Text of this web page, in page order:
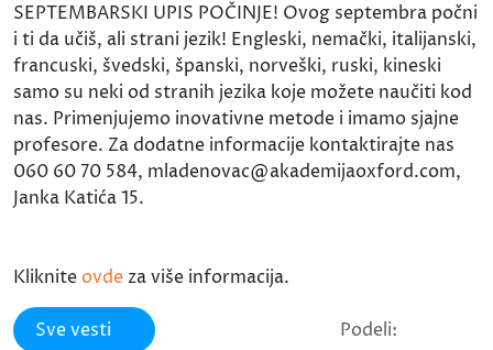
SEPTEMBARSKI UPIS POČINJE! Ovog septembra počni
i ti da učiš, ali strani jezik! Engleski, nemački, italijanski,
francuski, švedski, španski, norveški, ruski, kineski
samo su neki od stranih jezika koje možete naučiti kod
nas. Primenjujemo inovativne metode i imamo sjajne
profesore. Za dodatne informacije kontaktirajte nas
060 60 70 584, mladenovac@akademijaoxford.com,
Janka Katića 15.
Kliknite ovde za više informacija.
Sve vesti Podeli: